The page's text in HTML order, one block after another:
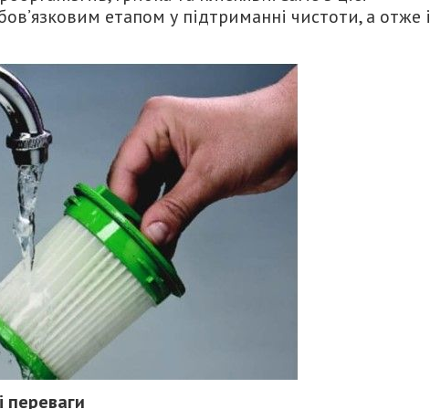
етапом у підтриманні чистоти, а отже і
переваги